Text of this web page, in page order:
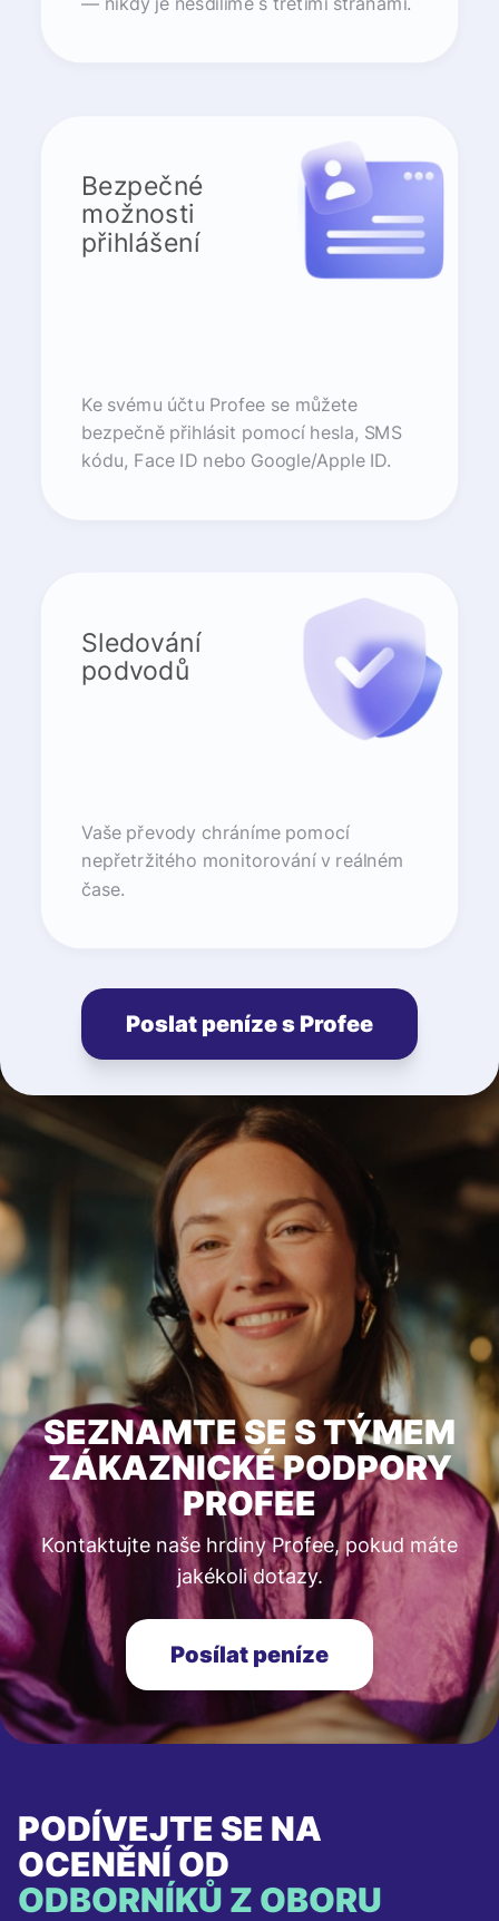
Bezpečné
možnosti
přihlášení
Ke svému účtu Profee se můžete
bezpečně přihlásit pomocí hesla, SMS
kódu, Face ID nebo Google/Apple ID.
Sledování
podvodů
Vaše převody chráníme pomocí
nepřetržitého monitorování v reálném
čase.
Poslat peníze s Profee
SEZNAMTE SE S TÝMEM
ZÁKAZNICKÉ PODPORY
PROFEE
Kontaktujte naše hrdiny Profee, pokud máte
jakékoli dotazy.
Posílat peníze
PODÍVEJTE SE NA
OCENĚNÍ OD
ODBORNÍKŮ Z OBORU